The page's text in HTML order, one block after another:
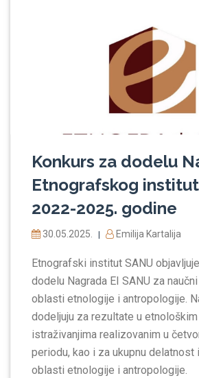
Konkurs za dodelu
Etnografskog
2022-2025. godine
30.05.2025. Emilija Kartalija
Etnografski institut SANU
dodelu Nagrada EI SANU za
oblasti etnologije i antropologije.
dodeljuju za rezultate u
istraživanjima realizovanim u
periodu, kao i za ukupnu delatnost
oblasti etnologije i antropologije.